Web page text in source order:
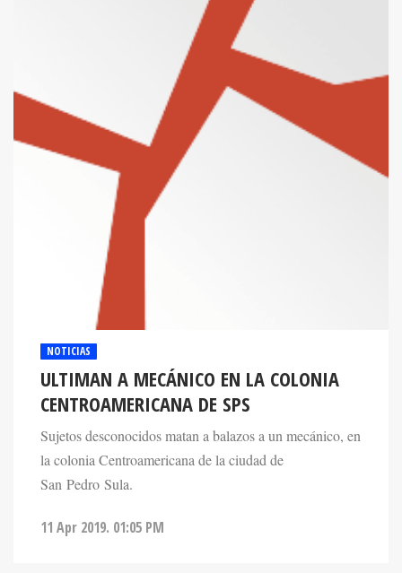
NOTICIAS
ULTIMAN A MECÁNICO EN LA COLONIA
CENTROAMERICANA DE SPS
Sujetos desconocidos matan a balazos a un mecánico, en
la colonia Centroamericana de la ciudad de
San Pedro Sula.
11 Apr 2019. 01:05 PM